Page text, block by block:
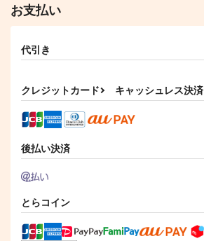
カイ潔はちょっとヤバ
Limerence
1,485円（税込）
カイザー×潔世一
サンプル
作品詳細
IT! IT!! IT!!!
440円（税込）
カイザー×潔世一
ブルーロック
カイザー×潔世一
サンプル
カイザー×潔世一
お支払い
代引き
クレジットカード キャッシュレス決済
後払い決済
とらコイン